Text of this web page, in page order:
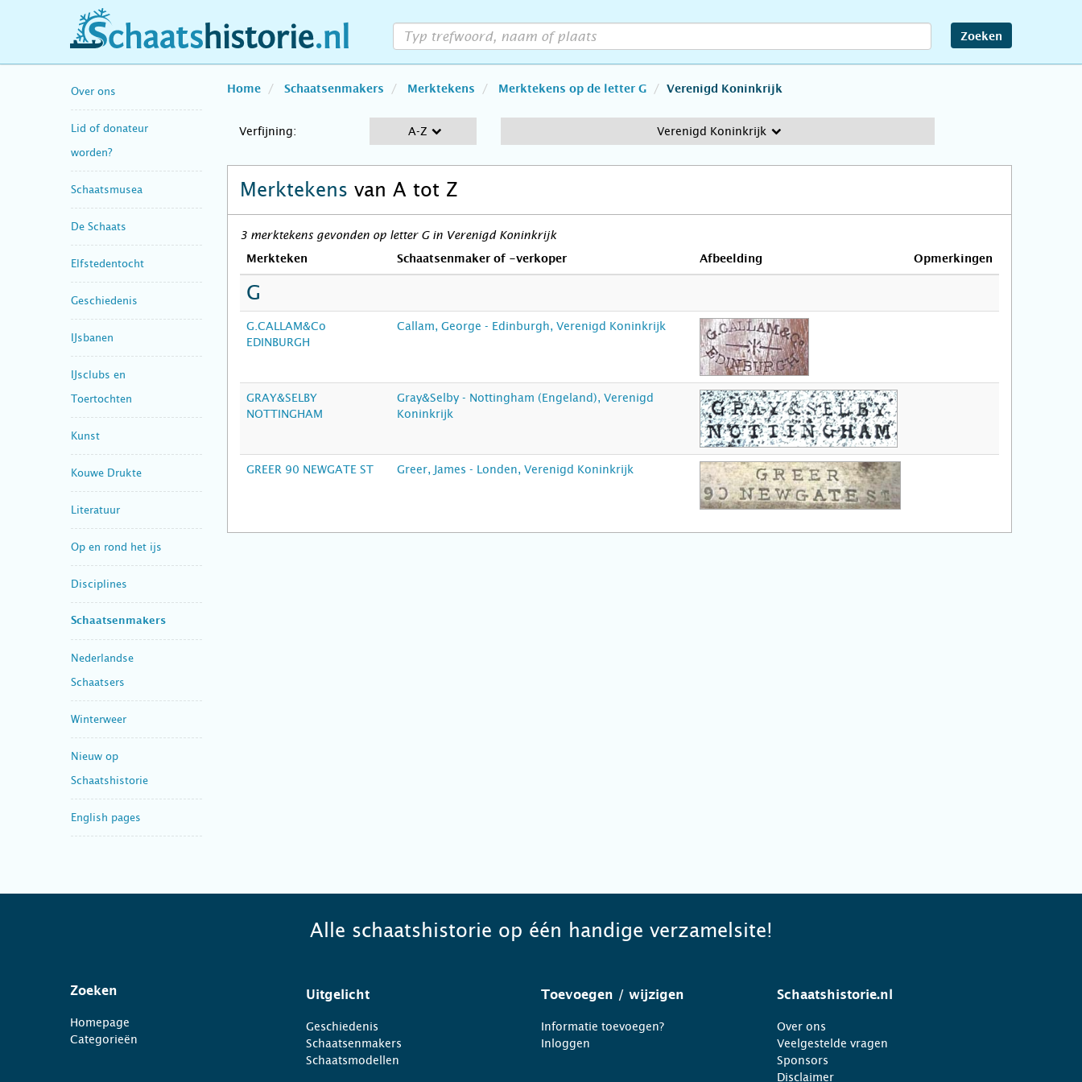
schaatshistorie.nl Zoeken
Over ons
Lid of donateur
worden?
Schaatsmusea
De Schaats
Elfstedentocht
Geschiedenis
IJsbanen
IJsclubs en
Toertochten
Kunst
Kouwe Drukte
Literatuur
Op en rond het ijs
Disciplines
Schaatsenmakers
Nederlandse
Schaatsers
Winterweer
Nieuw op
Schaatshistorie
English pages
Home Schaatsenmakers Merktekens Merktekens op de letter G Verenigd Koninkrijk
Verfijning: A-Z Verenigd Koninkrijk
Merktekens van A tot Z
3 merktekens gevonden op letter G in Verenigd Koninkrijk
Merkteken Schaatsenmaker of -verkoper Afbeelding Opmerkingen
G
G.CALLAM&Co
EDINBURGH
Callam, George - Edinburgh, Verenigd Koninkrijk
GRAY&SELBY
NOTTINGHAM
Gray&Selby - Nottingham (Engeland), Verenigd
Koninkrijk
GREER 90 NEWGATE ST Greer, James - Londen, Verenigd Koninkrijk
Alle schaatshistorie op één handige verzamelsite!
Zoeken
Homepage
Categorieën
Uitgelicht
Geschiedenis
Schaatsenmakers
Schaatsmodellen
Toevoegen / wijzigen
Informatie toevoegen?
Inloggen
Schaatshistorie.nl
Over ons
Veelgestelde vragen
Sponsors
Disclaimer